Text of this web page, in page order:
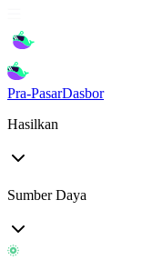
Pra-PasarDasbor
Hasilkan
Sumber Daya